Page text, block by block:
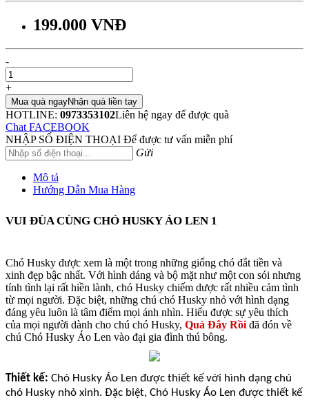
199.000 VNĐ
-
+
Mua quà ngayNhận quà liền tay
HOTLINE: 0973353102Liên hệ ngay để được quà
Chat FACEBOOK
NHẬP SỐ ĐIỆN THOẠI Để được tư vấn miễn phí
Gửi
Mô tả
Hướng Dẫn Mua Hàng
VUI ĐÙA CÙNG CHÓ HUSKY ÁO LEN 1
Chó Husky được xem là một trong những giống chó đắt tiền và
xinh đẹp bậc nhất. Với hình dáng và bộ mặt như một con sói nhưng
tính tình lại rất hiền lành, chó Husky chiếm dược rất nhiều cảm tình
từ mọi người. Đặc biệt, những chú chó Husky nhỏ với hình dạng
đáng yêu luôn là tâm điểm mọi ánh nhìn. Hiểu được sự yêu thích
của mọi người dành cho chú chó Husky, Quà Đây Rồi đã đón về
chú Chó Husky Áo Len vào đại gia đình thú bông.
Thiết kế: Chó Husky Áo Len được thiết kế với hình dạng chú
chó Husky nhỏ xinh. Đặc biệt, Chó Husky Áo Len được thiết kế